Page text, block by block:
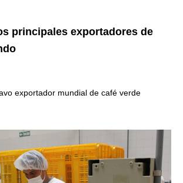
principales exportadores de
exportador mundial de café verde